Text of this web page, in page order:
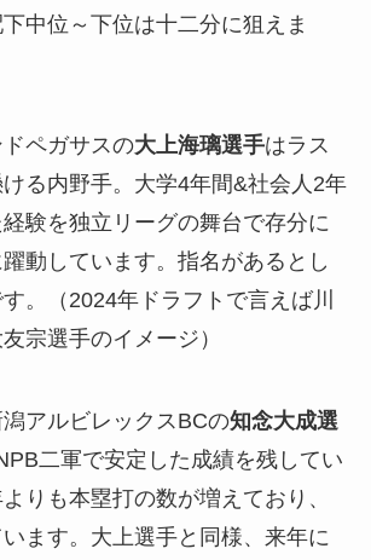
中位～下位は十二分に狙えま
ペガサスの大上海璃選手はラス
ける内野手。大学4年間&社会人2年
験を独立リーグの舞台で存分に
動しています。指名があるとし
。（2024年ドラフトで言えば川
宗選手のイメージ）
アルビレックスBCの知念大成選
二軍で安定した成績を残してい
りも本塁打の数が増えており、
ます。大上選手と同様、来年に